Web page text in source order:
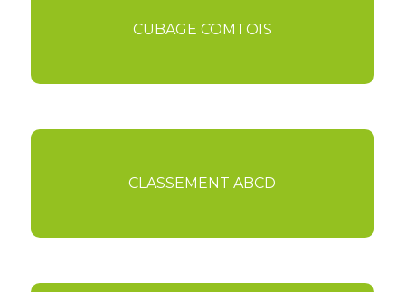
CUBAGE COMTOIS
CLASSEMENT ABCD